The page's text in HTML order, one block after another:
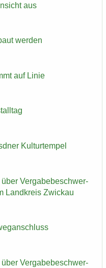
aus
wer­den
auf Linie
Kul­tur­tem­pel
Ver­ga­be­be­schwer­
Land­kreis Zwi­ckau
Ver­ga­be­be­schwer­